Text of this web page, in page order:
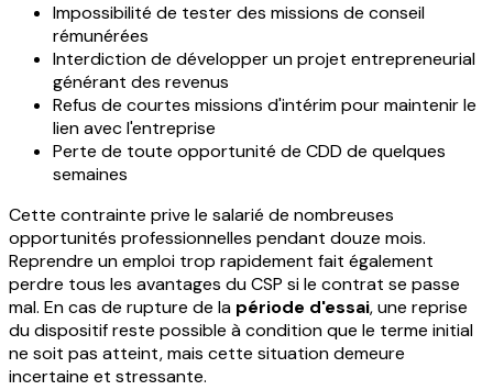
Impossibilité de tester des missions de conseil
rémunérées
Interdiction de développer un projet entrepreneurial
générant des revenus
Refus de courtes missions d'intérim pour maintenir le
lien avec l'entreprise
Perte de toute opportunité de CDD de quelques
semaines
Cette contrainte prive le salarié de nombreuses
opportunités professionnelles pendant douze mois.
Reprendre un emploi trop rapidement fait également
perdre tous les avantages du CSP si le contrat se passe
mal. En cas de rupture de la période d'essai, une reprise
du dispositif reste possible à condition que le terme initial
ne soit pas atteint, mais cette situation demeure
incertaine et stressante.